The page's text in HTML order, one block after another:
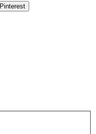
Pinterest